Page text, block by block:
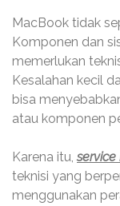
MacBook tidak
Komponen dan
memerlukan
Kesalahan kecil
bisa
atau komponen
Karena itu,
teknisi yang
menggunakan